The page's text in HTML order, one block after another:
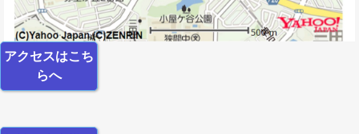
アクセスはこち
らへ